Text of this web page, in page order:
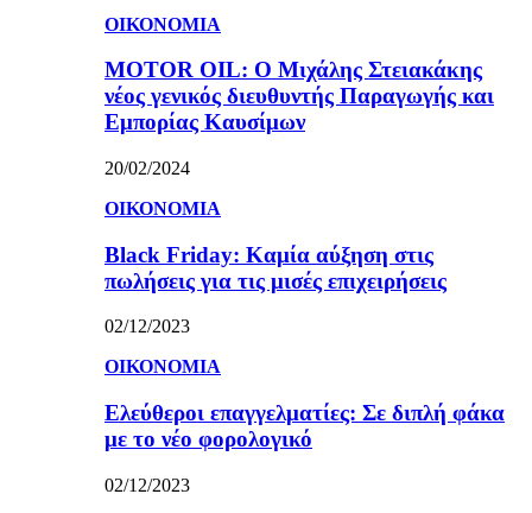
ΟΙΚΟΝΟΜΙΑ
MOTOR OIL: Ο Μιχάλης Στειακάκης
νέος γενικός διευθυντής Παραγωγής και
Εμπορίας Καυσίμων
20/02/2024
ΟΙΚΟΝΟΜΙΑ
Black Friday: Καμία αύξηση στις
πωλήσεις για τις μισές επιχειρήσεις
02/12/2023
ΟΙΚΟΝΟΜΙΑ
Ελεύθεροι επαγγελματίες: Σε διπλή φάκα
με το νέο φορολογικό
02/12/2023